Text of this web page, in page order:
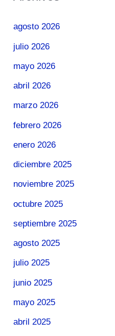
agosto 2026
julio 2026
mayo 2026
abril 2026
marzo 2026
febrero 2026
enero 2026
diciembre 2025
noviembre 2025
octubre 2025
septiembre 2025
agosto 2025
julio 2025
junio 2025
mayo 2025
abril 2025